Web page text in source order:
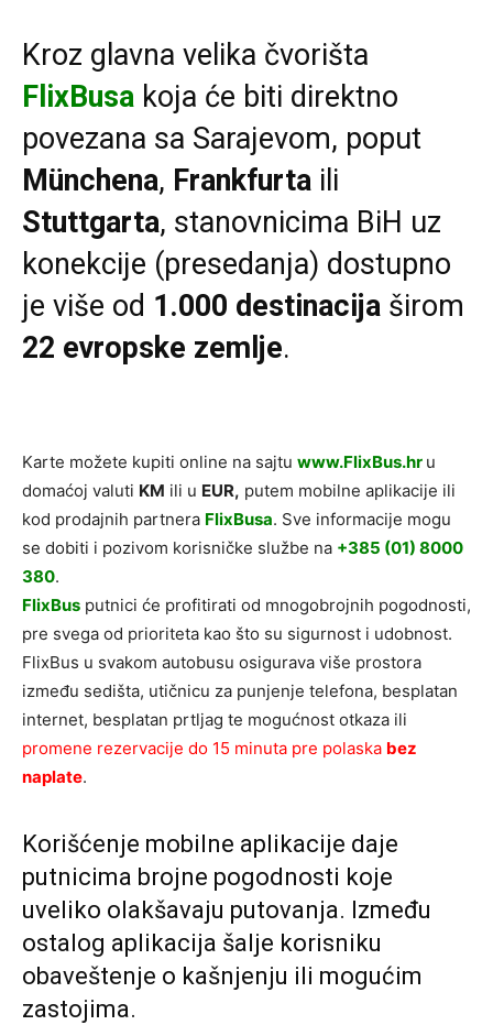
Kroz glavna velika čvorišta
FlixBusa koja će biti direktno
povezana sa Sarajevom, poput
Münchena, Frankfurta ili
Stuttgarta, stanovnicima BiH uz
konekcije (presedanja) dostupno
je više od 1.000 destinacija širom
22 evropske zemlje.
Karte možete kupiti online na sajtu www.FlixBus.hr u
domaćoj valuti KM ili u EUR, putem mobilne aplikacije ili
kod prodajnih partnera FlixBusa. Sve informacije mogu
se dobiti i pozivom korisničke službe na +385 (01) 8000
380.
FlixBus putnici će profitirati od mnogobrojnih pogodnosti,
pre svega od prioriteta kao što su sigurnost i udobnost.
FlixBus u svakom autobusu osigurava više prostora
između sedišta, utičnicu za punjenje telefona, besplatan
internet, besplatan prtljag te mogućnost otkaza ili
promene rezervacije do 15 minuta pre polaska bez
naplate.
Korišćenje mobilne aplikacije daje
putnicima brojne pogodnosti koje
uveliko olakšavaju putovanja. Između
ostalog aplikacija šalje korisniku
obaveštenje o kašnjenju ili mogućim
zastojima.